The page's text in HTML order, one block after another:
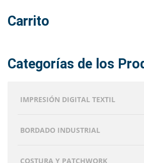
Carrito
Categorías de los
IMPRESIÓN DIGITAL TEXTIL
BORDADO INDUSTRIAL
COSTURA Y PATCHWORK